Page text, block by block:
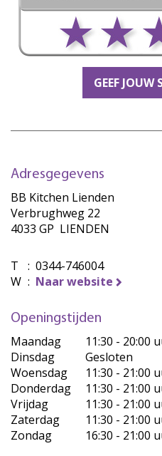
GEEF JOUW
Adresgegevens
BB Kitchen Lienden
Verbrughweg 22
4033 GP LIENDEN
T : 0344-746004
W : Naar website
Openingstijden
Maandag
11:30 - 20:00
Dinsdag
Gesloten
Woensdag
11:30 - 21:00
Donderdag
11:30 - 21:00
Vrijdag
11:30 - 21:00
Zaterdag
11:30 - 21:00
Zondag
16:30 - 21:00